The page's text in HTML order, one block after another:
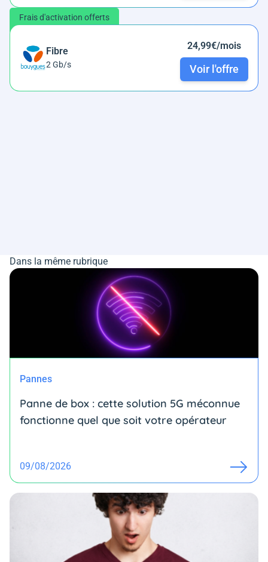
Frais d'activation offerts
Fibre
2 Gb/s
24,99€/mois
Voir l'offre
Dans la même rubrique
Pannes
Panne de box : cette solution 5G méconnue
fonctionne quel que soit votre opérateur
09/08/2026